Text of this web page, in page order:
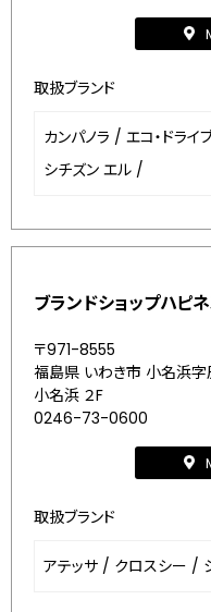
取扱ブランド
カンパノラ / エコ・ドライ
シチズン エル /
ブランドショップハ
〒971-8555
福島県 いわき市 小名浜
小名浜 ２F
0246-73-0600
取扱ブランド
アテッサ / クロスシー /